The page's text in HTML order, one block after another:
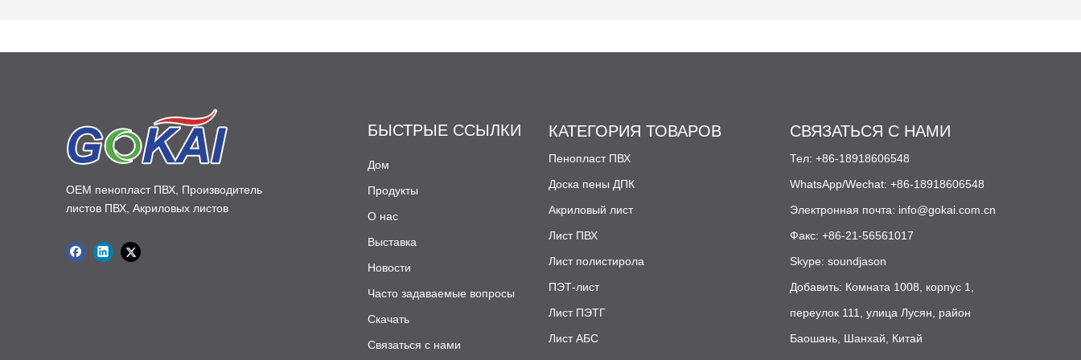
высокой температуре, в
лист.
OEM пенопласт ПВХ, Производитель
листов ПВХ, Акриловых листов
БЫСТРЫЕ ССЫЛКИ
Дом
Продукты
О нас
Выставка
Новости
Часто задаваемые вопросы
Скачать
Связаться с нами
КАТЕГОРИЯ ТОВАРОВ
Пенопласт ПВХ
Доска пены ДПК
Акриловый лист
Лист ПВХ
Лист полистирола
ПЭТ-лист
Лист ПЭТГ
Лист АБС
СВЯЗАТЬСЯ С НАМИ
Тел: +86-18918606548
WhatsApp/Wechat: +86-18918606548
Электронная почта: info@gokai.com.cn
Факс: +86-21-56561017
Skype: soundjason
Добавить: Комната 1008, корпус 1,
переулок 111, улица Лусян, район
Баошань, Шанхай, Китай